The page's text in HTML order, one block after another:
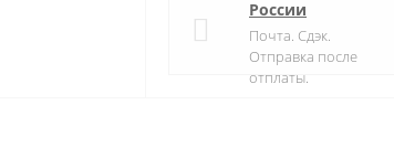
России
Почта. Сдэк.
Отправка после
отплаты.